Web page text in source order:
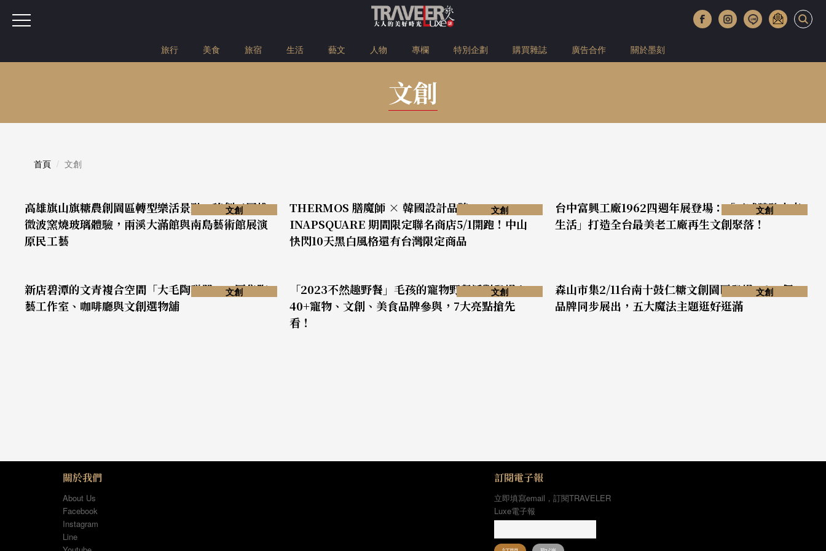
旅行 美食 旅宿 生活 藝文 人物 專欄 特別企劃 購買雜誌 廣告合作 關於墨刻
文創
首頁 文創
高雄旗山旗糖農創園區轉型樂活景點，琉創工園推
微波窯燒玻璃體驗，兩溪大滿館與南島藝術館展演
原民工藝
文創
THERMOS 膳魔師 × 韓國設計品牌
INAPSQUARE 期間限定聯名商店5/1開跑！中山
快閃10天黑白風格還有台灣限定商品
文創
台中富興工廠1962四週年展登場：「五感體驗未來
生活」打造全台最美老工廠再生文創聚落！
文創
新店碧潭的文青複合空間「大毛陶磁器」，匯集陶
藝工作室、咖啡廳與文創選物舖
文創
「2023不然趣野餐」毛孩的寵物野餐派對登場！
40+寵物、文創、美食品牌參與，7大亮點搶先
看！
文創
森山市集2/11台南十鼓仁糖文創園區登場，130個
品牌同步展出，五大魔法主題逛好逛滿
文創
關於我們
About Us
Facebook
Instagram
Line
訂閱電子報
立即填寫email，訂閱TRAVELER
Luxe電子報